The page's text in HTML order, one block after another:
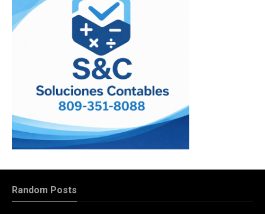
Random Posts